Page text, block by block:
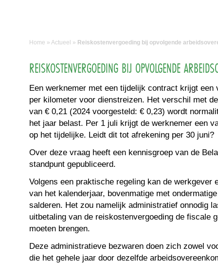
Home » Actueel » Reiskostenvergoeding bij opvolgende
REISKOSTENVERGOEDING BIJ OPVOLGENDE
Een werknemer met een tijdelijk contract krijgt een
per kilometer voor dienstreizen. Het verschil met
van € 0,21 (2024 voorgesteld: € 0,23) wordt
het jaar belast. Per 1 juli krijgt de werknemer een
op het tijdelijke. Leidt dit tot afrekening per 30 juni?
Over deze vraag heeft een kennisgroep van de
standpunt gepubliceerd.
Volgens een praktische regeling kan de werkgever
van het kalenderjaar, bovenmatige met
salderen. Het zou namelijk administratief onnodig
uitbetaling van de reiskostenvergoeding de fiscale
moeten brengen.
Deze administratieve bezwaren doen zich zowel
die het gehele jaar door dezelfde